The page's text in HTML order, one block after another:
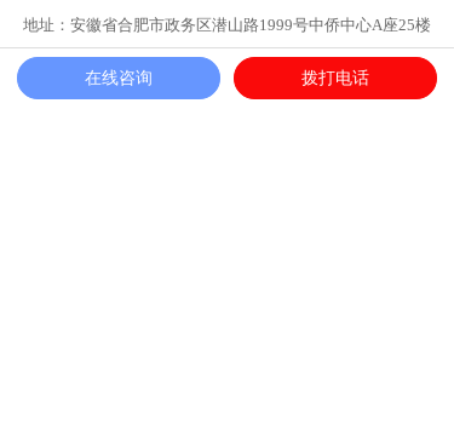
地址：安徽省合肥市政务区潜山路1999号中侨中心A座25楼
在线咨询 拨打电话